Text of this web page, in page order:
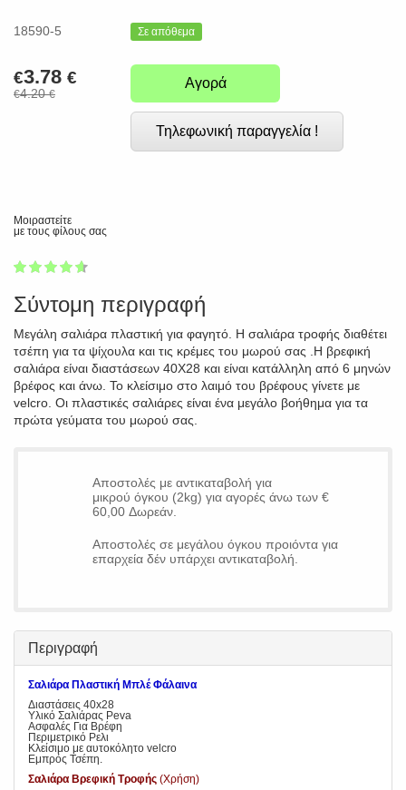
18590-5 Σε απόθεμα
€3.78 €
€4.20€
Αγορά
Τηλεφωνική παραγγελία !
Μοιραστείτε
με τους φίλους σας
1
2
3
4
5
Σύντομη περιγραφή
Μεγάλη σαλιάρα πλαστική για φαγητό. Η σαλιάρα τροφής διαθέτει
τσέπη για τα ψίχουλα και τις κρέμες του μωρού σας .Η βρεφική
σαλιάρα είναι διαστάσεων 40Χ28 και είναι κατάλληλη από 6 μηνών
βρέφος και άνω. Το κλείσιμο στο λαιμό του βρέφους γίνετε με
velcro. Οι πλαστικές σαλιάρες είναι ένα μεγάλο βοήθημα για τα
πρώτα γεύματα του μωρού σας.
Αποστολές με αντικαταβολή για
μικρού όγκου (2kg) για αγορές άνω των €
60,00 Δωρεάν.
Αποστολές σε μεγάλου όγκου προιόντα για
επαρχεία δέν υπάρχει αντικαταβολή.
Περιγραφή
Σαλιάρα Πλαστική Μπλέ Φάλαινα
Διαστάσεις 40x28
Υλικό Σαλιάρας Peva
Ασφαλές Για Βρέφη
Περιμετρικό Ρελι
Κλείσιμο με αυτοκόλητο velcro
Εμπρός Τσέπη.
Σαλιάρα Βρεφική Τροφής (Χρήση)